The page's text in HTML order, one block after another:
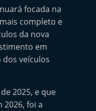
focada na
completo e
da nova
em
dos veículos
2025, e que
foi a